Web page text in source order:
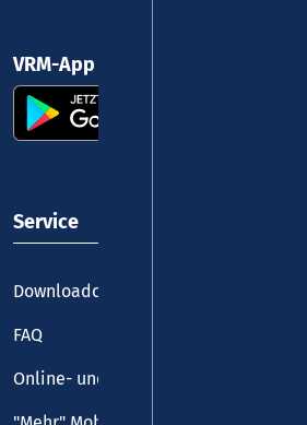
VRM-App nutzen und durchstarten
Service
Downloadcenter
FAQ
Online- und Handy-Tickets